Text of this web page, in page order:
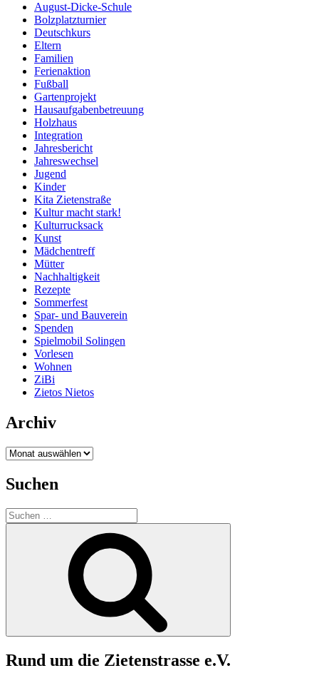
August-Dicke-Schule
Bolzplatzturnier
Deutschkurs
Eltern
Familien
Ferienaktion
Fußball
Gartenprojekt
Hausaufgabenbetreuung
Holzhaus
Integration
Jahresbericht
Jahreswechsel
Jugend
Kinder
Kita Zietenstraße
Kultur macht stark!
Kulturrucksack
Kunst
Mädchentreff
Mütter
Nachhaltigkeit
Rezepte
Sommerfest
Spar- und Bauverein
Spenden
Spielmobil Solingen
Vorlesen
Wohnen
ZiBi
Zietos Nietos
Archiv
Archiv
Suchen
Suchen
nach:
Rund um die Zietenstrasse e.V.